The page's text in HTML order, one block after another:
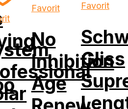
Favorit
No
Inhibition
Age
Favorit
Gliss